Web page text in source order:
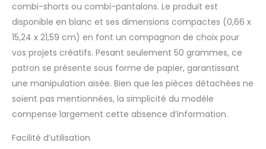
combi-shorts ou combi-pantalons. Le produit est
disponible en blanc et ses dimensions compactes (0,66 x
15,24 x 21,59 cm) en font un compagnon de choix pour
vos projets créatifs. Pesant seulement 50 grammes, ce
patron se présente sous forme de papier, garantissant
une manipulation aisée. Bien que les pièces détachées ne
soient pas mentionnées, la simplicité du modèle
compense largement cette absence d’information.
Facilité d’utilisation